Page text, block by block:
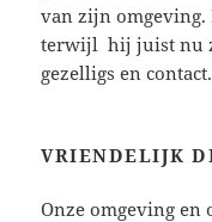
van zijn
terwijl hij juist nu
gezelligs en contact.
VRIENDELIJK
Onze omgeving